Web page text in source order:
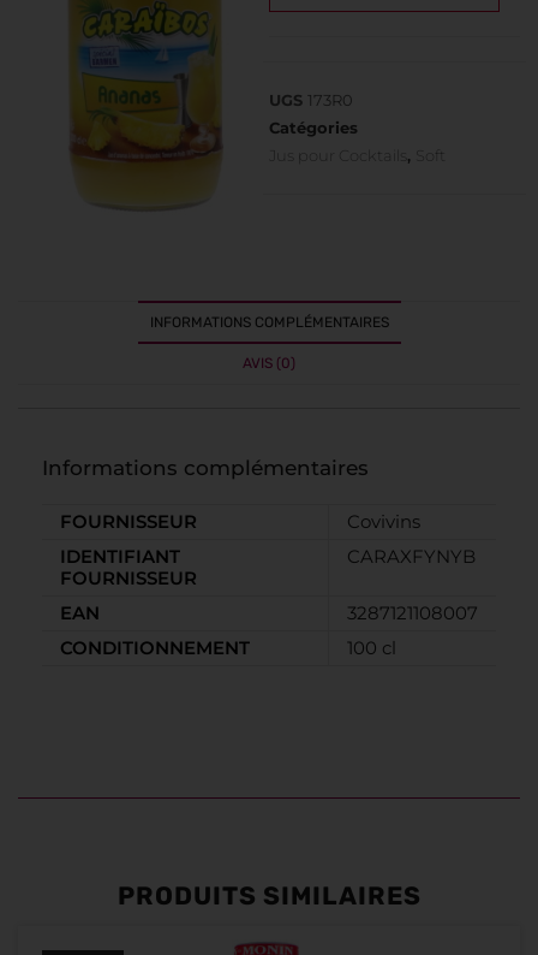
UGS 173R0
Catégories
Jus pour Cocktails , Soft
INFORMATIONS COMPLÉMENTAIRES
AVIS (0)
Informations complémentaires
FOURNISSEUR
Covivins
IDENTIFIANT
FOURNISSEUR
CARAXFYNYB
EAN
3287121108007
CONDITIONNEMENT
100 cl
PRODUITS SIMILAIRES